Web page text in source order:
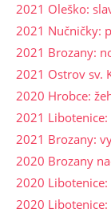
2021 Oleško:
2021 Nučničky:
2021 Brozany:
2021 Ostrov sv.
2020 Hrobce:
2021
2021 Brozany:
2020 Brozany
2020
2020 Libotenice: